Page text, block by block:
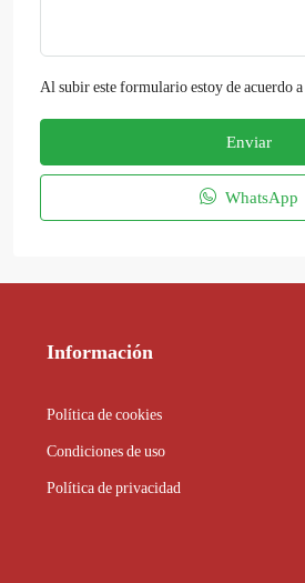
Al subir este formulario estoy de acuerdo a
Enviar
WhatsApp
Información
Política de cookies
Condiciones de uso
Política de privacidad